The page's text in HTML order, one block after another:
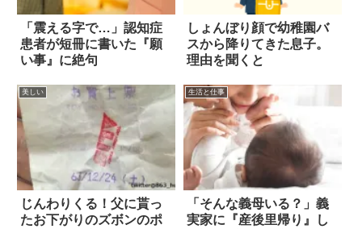
「震える字で…」認知症
患者が短冊に書いた『願
い事』に絶句
しょんぼり顔で幼稚園バ
スから降りてきた息子。
理由を聞くと
美しい
じんわりくる！父に貰っ
たお下がりのズボンのポ
生活と仕事
「そんな義母いる？」義
実家に『産後里帰り』し